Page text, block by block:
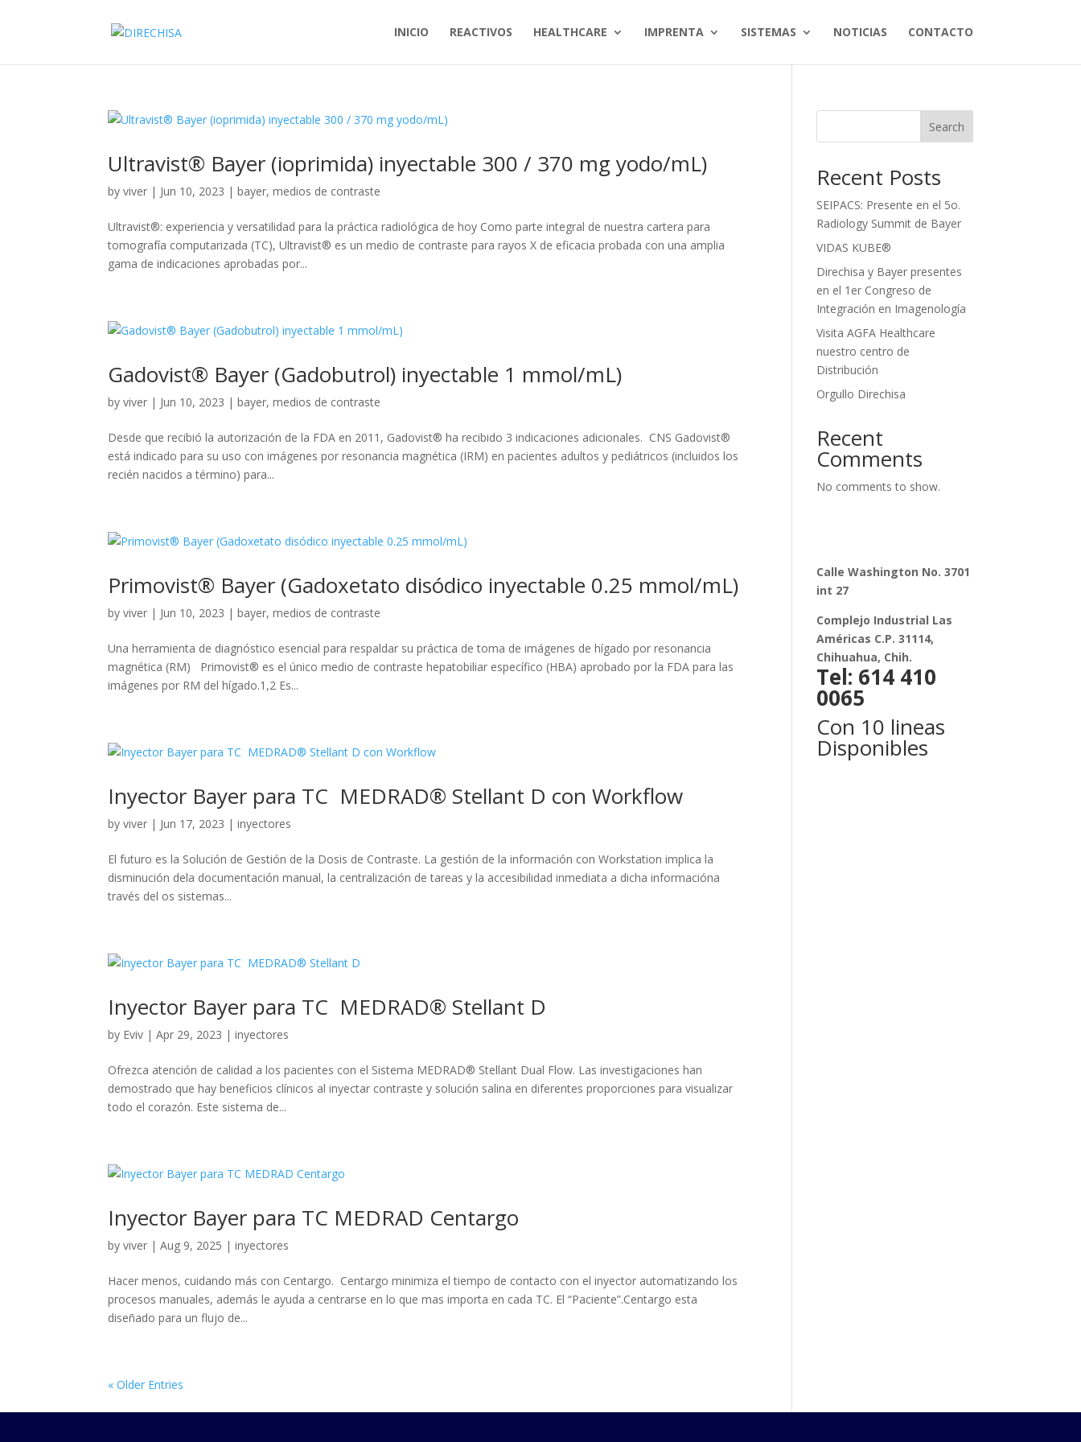
INICIO REACTIVOS HEALTHCARE IMPRENTA SISTEMAS NOTICIAS CONTACTO
Ultravist® Bayer (ioprimida) inyectable 300 / 370 mg yodo/mL)
byviver | Jun 10, 2023 |bayer,medios de contraste
Ultravist®: experiencia y versatilidad para la práctica radiológica de hoy Como parte integral de nuestra cartera para
tomografía computarizada (TC), Ultravist® es un medio de contraste para rayos X de eficacia probada con una amplia
gama de indicaciones aprobadas por...
Gadovist® Bayer (Gadobutrol) inyectable 1 mmol/mL)
byviver | Jun 10, 2023 |bayer,medios de contraste
Desde que recibió la autorización de la FDA en 2011, Gadovist® ha recibido 3 indicaciones adicionales. CNS Gadovist®
está indicado para su uso con imágenes por resonancia magnética (IRM) en pacientes adultos y pediátricos (incluidos los
recién nacidos a término) para...
Primovist® Bayer (Gadoxetato disódico inyectable 0.25 mmol/mL)
byviver | Jun 10, 2023 |bayer,medios de contraste
Una herramienta de diagnóstico esencial para respaldar su práctica de toma de imágenes de hígado por resonancia
magnética (RM) Primovist® es el único medio de contraste hepatobiliar específico (HBA) aprobado por la FDA para las
imágenes por RM del hígado.1,2 Es...
Inyector Bayer para TC MEDRAD® Stellant D con Workflow
byviver | Jun 17, 2023 |inyectores
El futuro es la Solución de Gestión de la Dosis de Contraste. La gestión de la información con Workstation implica la
disminución dela documentación manual, la centralización de tareas y la accesibilidad inmediata a dicha informacióna
través del os sistemas...
Inyector Bayer para TC MEDRAD® Stellant D
by Eviv |Apr 29, 2023 |inyectores
Ofrezca atención de calidad a los pacientes con el Sistema MEDRAD® Stellant Dual Flow. Las investigaciones han
demostrado que hay beneficios clínicos al inyectar contraste y solución salina en diferentes proporciones para visualizar
todo el corazón. Este sistema de...
Inyector Bayer para TC MEDRAD Centargo
byviver |Aug 9, 2025 |inyectores
Hacer menos, cuidando más con Centargo. Centargo minimiza el tiempo de contacto con el inyector automatizando los
procesos manuales, además le ayuda a centrarse en lo que mas importa en cada TC. El “Paciente”.Centargo esta
diseñado para un flujo de...
« Older Entries
Search
Recent Posts
SEIPACS: Presente en el 5o.
Radiology Summit de Bayer
VIDAS KUBE®
Direchisa y Bayer presentes
en el 1er Congreso de
Integración en Imagenología
Visita AGFA Healthcare
nuestro centro de
Distribución
Orgullo Direchisa
Recent
Comments
No comments to show.
Calle Washington No. 3701
int 27
Complejo Industrial Las
Américas C.P. 31114,
Chihuahua, Chih.
Tel: 614 410
0065
Con 10 lineas
Disponibles